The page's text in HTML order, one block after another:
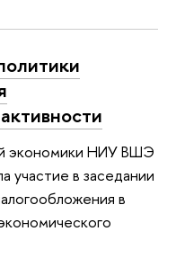
экономики НИУ ВШЭ
участие в заседании
в